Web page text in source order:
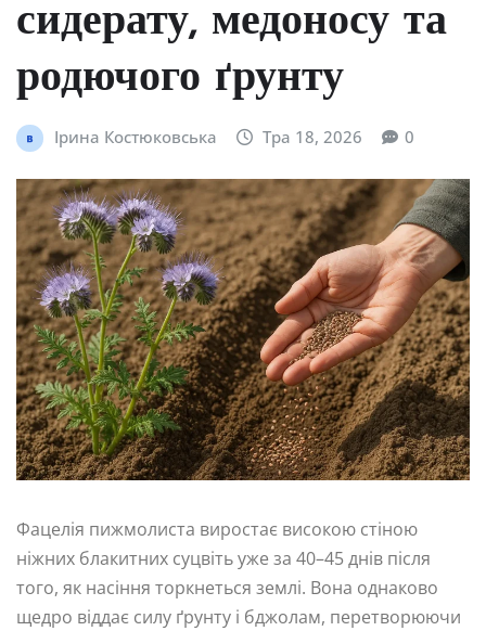
сидерату, медоносу та
родючого ґрунту
Ірина Костюковська Тра 18, 2026 0
Фацелія пижмолиста виростає високою стіною
ніжних блакитних суцвіть уже за 40–45 днів після
того, як насіння торкнеться землі. Вона однаково
щедро віддає силу ґрунту і бджолам, перетворюючи